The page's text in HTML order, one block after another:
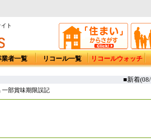
ト
業者一覧 リコール一覧 リコールウォッチ
■新着(08/
一部賞味期限誤記